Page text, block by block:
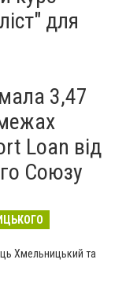
для
3,47
Loan від
Союзу
Хмельницький та